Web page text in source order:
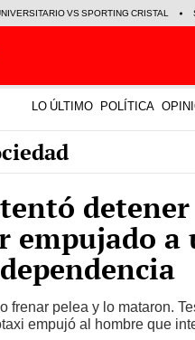
VS SPORTING CRISTAL
LO ÚLTIMO POLÍTICA
empujado a
frenar pelea y lo mataron.
empujó al hombre que